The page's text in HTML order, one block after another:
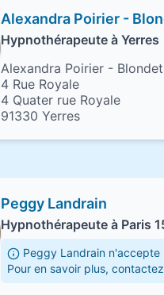
Alexandra Poirier -
Hypnothérapeute à Yerres
Alexandra Poirier - Blondet
4 Rue Royale
4 Quater rue Royale
91330 Yerres
Peggy Landrain
Hypnothérapeute à Paris
Peggy Landrain n'accepte
Pour en savoir plus,